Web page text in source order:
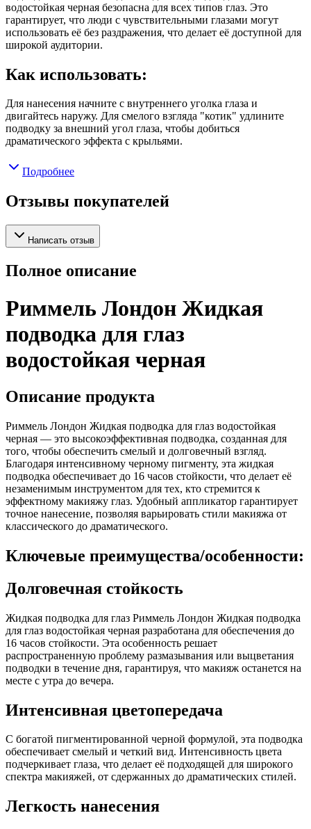
водостойкая черная безопасна для всех типов глаз. Это
гарантирует, что люди с чувствительными глазами могут
использовать её без раздражения, что делает её доступной для
широкой аудитории.
Как использовать:
Для нанесения начните с внутреннего уголка глаза и
двигайтесь наружу. Для смелого взгляда "котик" удлините
подводку за внешний угол глаза, чтобы добиться
драматического эффекта с крыльями.
Подробнее
Отзывы покупателей
Написать отзыв
Полное описание
Риммель Лондон Жидкая
подводка для глаз
водостойкая черная
Описание продукта
Риммель Лондон Жидкая подводка для глаз водостойкая
черная — это высокоэффективная подводка, созданная для
того, чтобы обеспечить смелый и долговечный взгляд.
Благодаря интенсивному черному пигменту, эта жидкая
подводка обеспечивает до 16 часов стойкости, что делает её
незаменимым инструментом для тех, кто стремится к
эффектному макияжу глаз. Удобный аппликатор гарантирует
точное нанесение, позволяя варьировать стили макияжа от
классического до драматического.
Ключевые преимущества/особенности:
Долговечная стойкость
Жидкая подводка для глаз Риммель Лондон Жидкая подводка
для глаз водостойкая черная разработана для обеспечения до
16 часов стойкости. Эта особенность решает
распространенную проблему размазывания или выцветания
подводки в течение дня, гарантируя, что макияж останется на
месте с утра до вечера.
Интенсивная цветопередача
С богатой пигментированной черной формулой, эта подводка
обеспечивает смелый и четкий вид. Интенсивность цвета
подчеркивает глаза, что делает её подходящей для широкого
спектра макияжей, от сдержанных до драматических стилей.
Легкость нанесения